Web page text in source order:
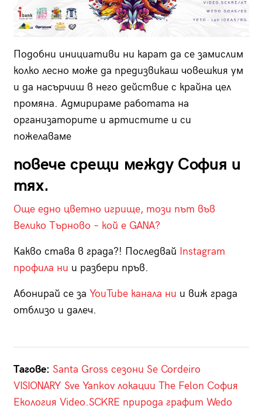
Подобни инициативи ни карат да се замислим
колко лесно може да предизвикаш човешкия ум
и да насърчиш в него действие с крайна цел
промяна. Адмирираме работата на
организаторите и артистите и си
пожелаваме
повече срещи между София и
тях.
Още едно цветно игрище, този път във
Велико Търново – кой е GANA?
Какво става в града?! Последвай Instagram
профила ни и разбери пръв.
Абонирай се за YouTube канала ни и виж града
отблизо и далеч.
Тагове: Santa Gross сезони Se Cordeiro
VISIONARY Sve Yankov локации The Felon София
Екология Video.SCKRE природа графит Wedo